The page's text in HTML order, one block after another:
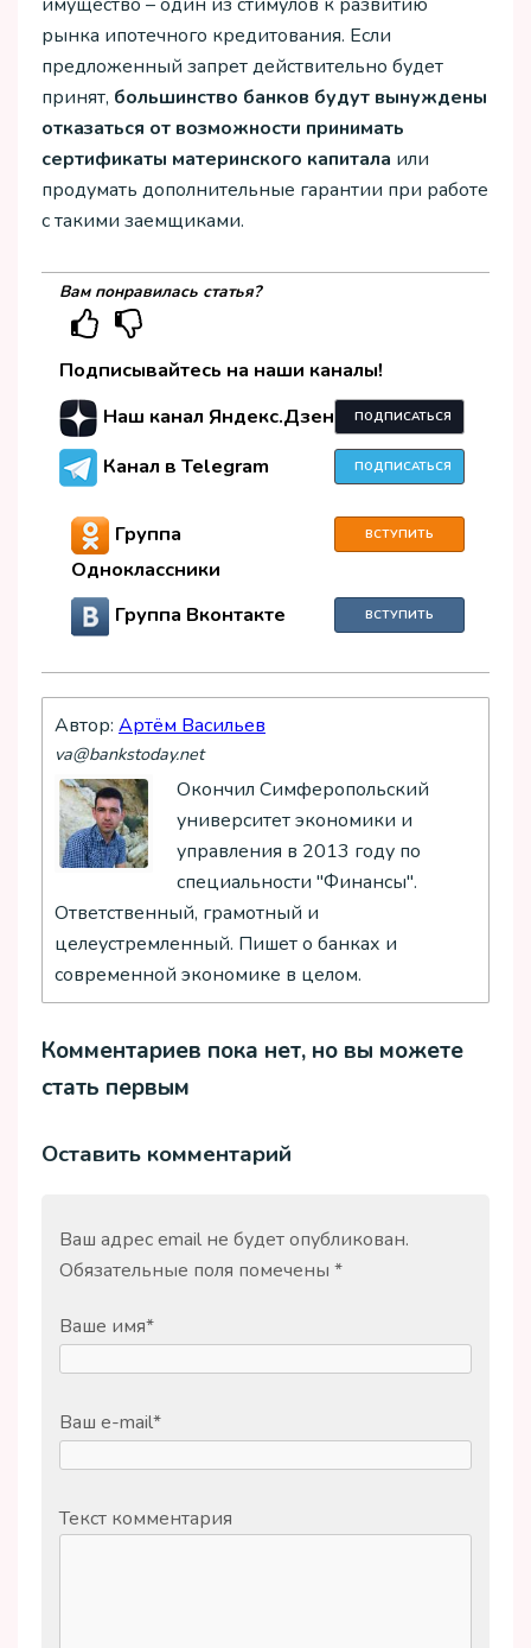
рынка ипотечного кредитования. Если
предложенный запрет действительно будет
принят, большинство банков будут вынуждены
отказаться от возможности принимать
сертификаты материнского капитала или
продумать дополнительные гарантии при работе
с такими заемщиками.
Вам понравилась статья?
Подписывайтесь на наши каналы!
Наш канал Яндекс.Дзен
ПОДПИСАТЬСЯ
Канал в Telegram ПОДПИСАТЬСЯ
Группа
Одноклассники
ВСТУПИТЬ
Группа Вконтакте ВСТУПИТЬ
Автор: Артём Васильев
va@bankstoday.net
Окончил Симферопольский
университет экономики и
управления в 2013 году по
специальности "Финансы".
Ответственный, грамотный и
целеустремленный. Пишет о банках и
современной экономике в целом.
Комментариев пока нет, но вы можете
стать первым
Оставить комментарий
Ваш адрес email не будет опубликован.
Обязательные поля помечены *
Ваше имя*
Ваш e-mail*
Текст комментария